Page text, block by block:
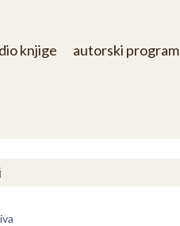
knjige autorski program